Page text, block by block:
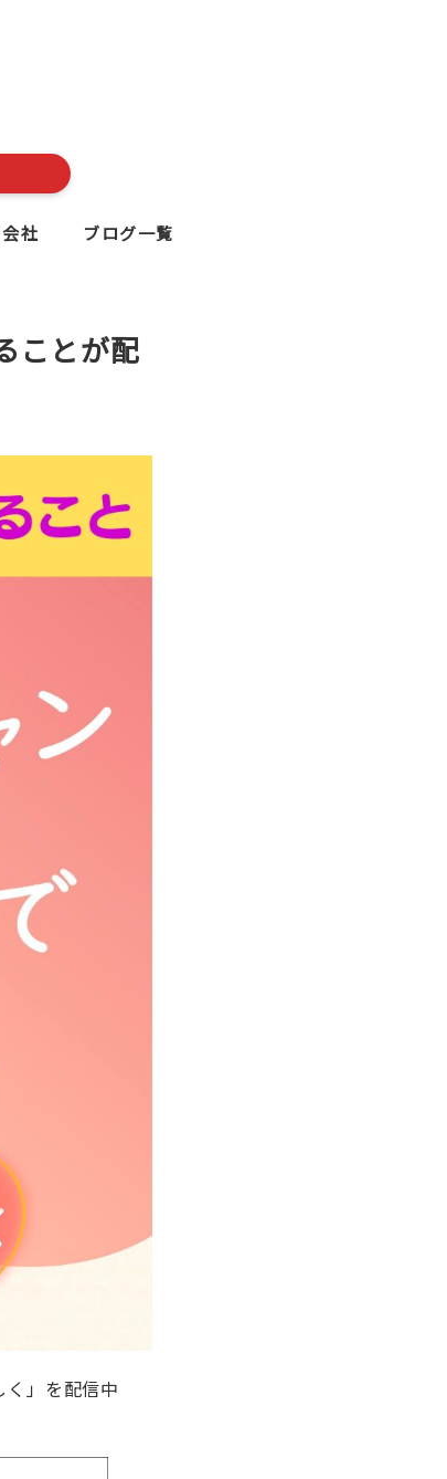
社 ブログ一覧
ことが配
」を配信中